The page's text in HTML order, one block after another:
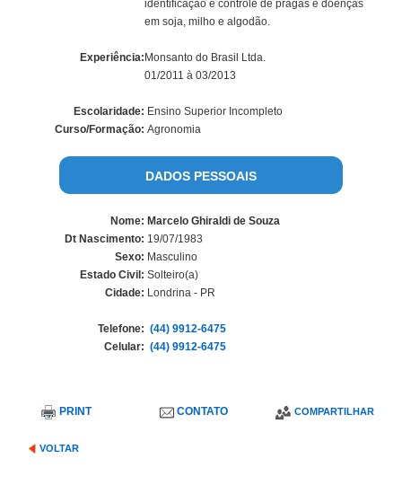
identificação e controle de pragas e doenças
em soja, milho e algodão.
Experiência: Monsanto do Brasil Ltda.
01/2011 à 03/2013
Escolaridade: Ensino Superior Incompleto
Curso/Formação: Agronomia
DADOS PESSOAIS
Nome: Marcelo Ghiraldi de Souza
Dt Nascimento: 19/07/1983
Sexo: Masculino
Estado Civil: Solteiro(a)
Cidade: Londrina - PR
Telefone: (44) 9912-6475
Celular: (44) 9912-6475
PRINT CONTATO COMPARTILHAR
VOLTAR